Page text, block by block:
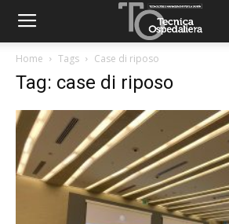
Home Tags Case di riposo
Tag: case di riposo